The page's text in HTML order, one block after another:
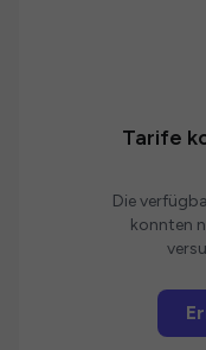
Tarife
Die
konnten